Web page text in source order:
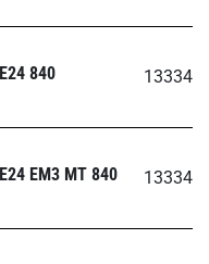
840
EM3 MT 840